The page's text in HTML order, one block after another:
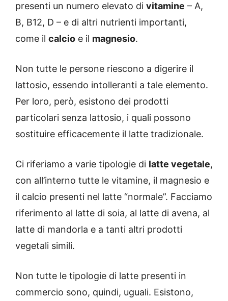
presenti un numero elevato di vitamine – A,
B, B12, D – e di altri nutrienti importanti,
come il calcio e il magnesio.
Non tutte le persone riescono a digerire il
lattosio, essendo intolleranti a tale elemento.
Per loro, però, esistono dei prodotti
particolari senza lattosio, i quali possono
sostituire efficacemente il latte tradizionale.
Ci riferiamo a varie tipologie di latte vegetale,
con all’interno tutte le vitamine, il magnesio e
il calcio presenti nel latte “normale”. Facciamo
riferimento al latte di soia, al latte di avena, al
latte di mandorla e a tanti altri prodotti
vegetali simili.
Non tutte le tipologie di latte presenti in
commercio sono, quindi, uguali. Esistono,